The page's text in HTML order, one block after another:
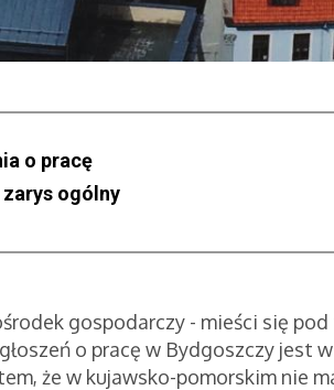
o pracę
ogólny
gospodarczy - mieści się
o pracę w Bydgoszczy jest
że w kujawsko-pomorskim nie